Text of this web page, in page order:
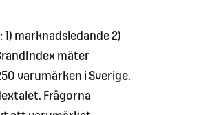
marknadsledande 2)
mäter
varumärken i Sverige.
Frågorna